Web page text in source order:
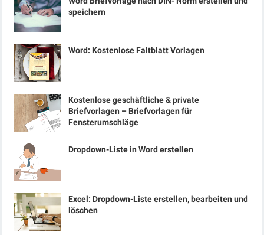
speichern
Word: Kostenlose Faltblatt Vorlagen
Kostenlose geschäftliche & private
Briefvorlagen – Briefvorlagen für
Fensterumschläge
Dropdown-Liste in Word erstellen
Excel: Dropdown-Liste erstellen, bearbeiten und
löschen